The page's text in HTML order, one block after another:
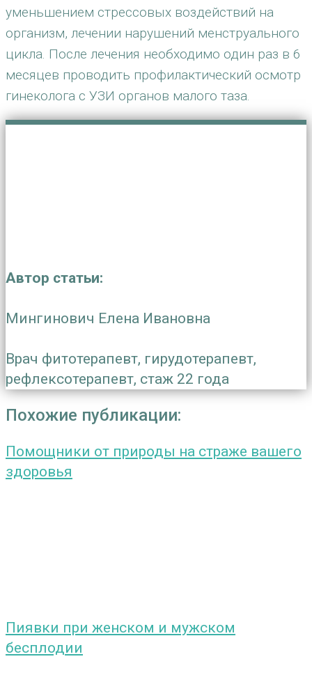
уменьшением стрессовых воздействий на
организм, лечении нарушений менструального
цикла. После лечения необходимо один раз в 6
месяцев проводить профилактический осмотр
гинеколога с УЗИ органов малого таза.
Автор статьи:
Мингинович Елена Ивановна
Врач фитотерапевт, гирудотерапевт,
рефлексотерапевт, стаж 22 года
Похожие публикации:
Помощники от природы на страже вашего
здоровья
Пиявки при женском и мужском
бесплодии